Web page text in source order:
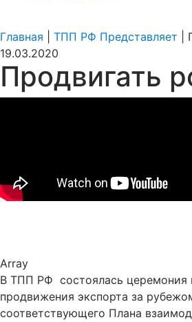
Главная ТПП РФ Представляет
19.03.2020
Продвигать
Array
В ТПП РФ состоялась церемония
продвижения экспорта за
соответствующего Плана